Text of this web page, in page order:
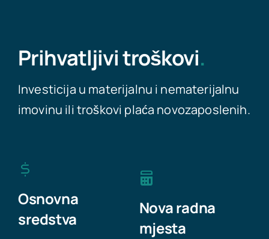
Prihvatljivi troškovi.
Investicija u materijalnu i nematerijalnu
imovinu ili troškovi plaća novozaposlenih.
Osnovna
sredstva
Nova radna
mjesta